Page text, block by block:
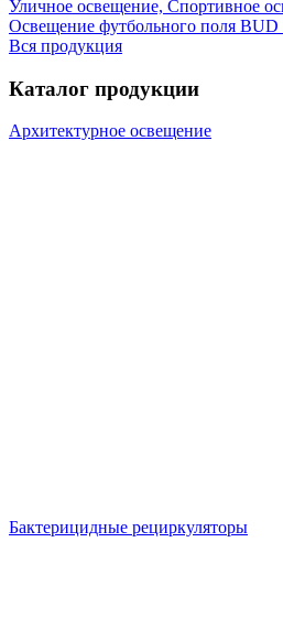
Уличное освещение, Спортивное
Освещение футбольного поля BUD
Вся продукция
Каталог продукции
Архитектурное освещение
Бактерицидные рециркуляторы